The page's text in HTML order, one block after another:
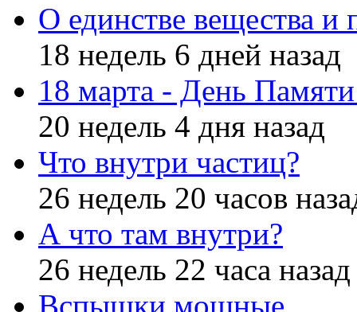
О единстве вещества и
18 недель 6 дней назад
18 марта - День
20 недель 4 дня назад
Что внутри частиц?
26 недель 20 часов
А что там внутри?
26 недель 22 часа назад
Вспышки мощные